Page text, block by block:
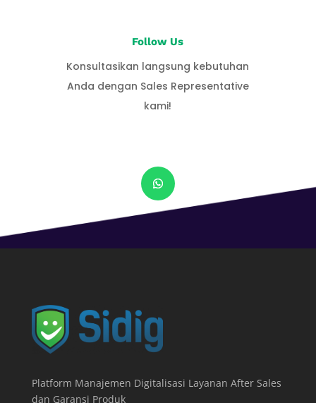
Follow Us
Konsultasikan langsung kebutuhan
Anda dengan Sales Representative
kami!
Platform Manajemen Digitalisasi Layanan After Sales
dan Garansi Produk